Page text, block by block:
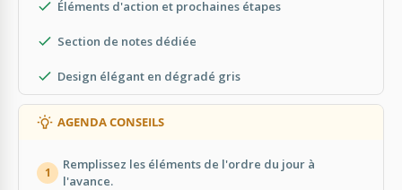
Éléments d'action et prochaines étapes
Section de notes dédiée
Design élégant en dégradé gris
AGENDA CONSEILS
1
Remplissez les éléments de l'ordre du jour à
l'avance.